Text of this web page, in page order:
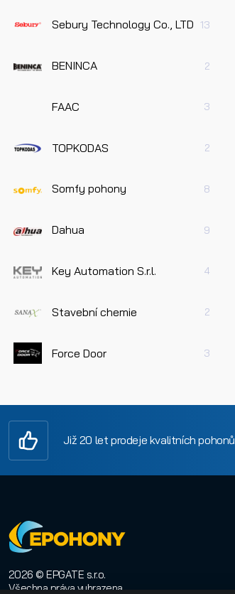
Sebury Technology Co., LTD 13
BENINCA 2
FAAC 3
TOPKODAS 2
Somfy pohony 8
Dahua 9
Key Automation S.r.l. 4
Stavební chemie 2
Force Door 3
Již 20 let prodeje kvalitních pohonů
2026 © EPGATE s.r.o.
Všechna práva vyhrazena